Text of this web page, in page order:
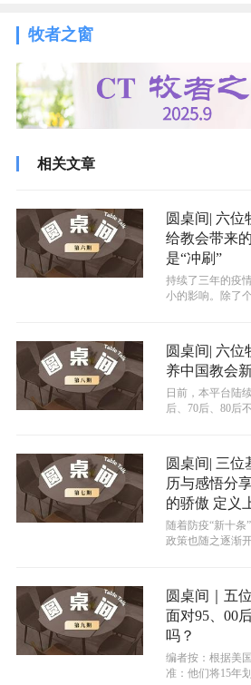
牧者之窗
相关文章
圆桌间| 六位
给教会带来
是“冲刷”
持续了三年的疫
小的影响。除了
圆桌间| 六位
养中国教会
日前，本平台陆
后、70后、80后
圆桌间| 三位
历与感悟分
的骄傲 定义
随着防疫“新十
政策也随之逐渐
圆桌间｜五
面对95、00
吗？
编者按：根据美
准：他们将15年